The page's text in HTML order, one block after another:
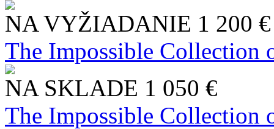
NA VYŽIADANIE 1 200 €
The Impossible Collection
NA SKLADE 1 050 €
The Impossible Collection